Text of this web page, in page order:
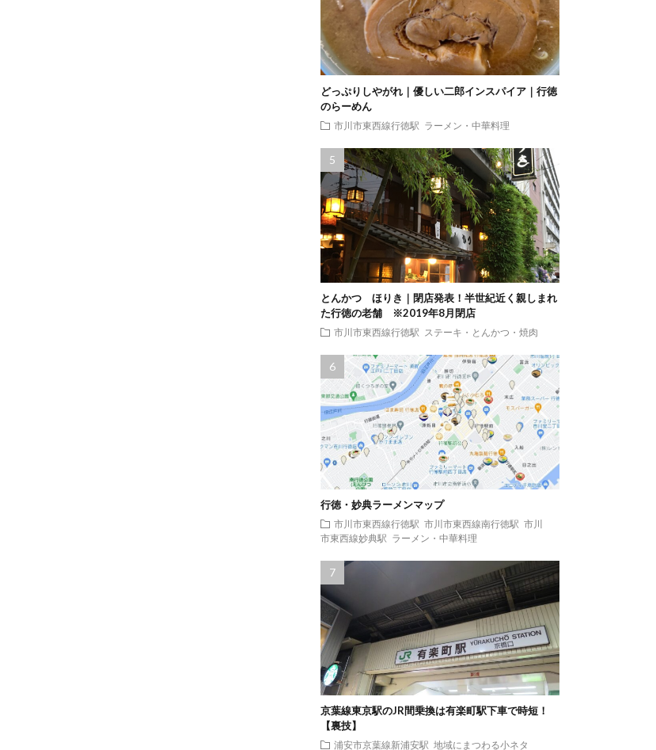
どっぷりしやがれ｜優しい二郎インスパイア｜行徳
のらーめん
市川市東西線行徳駅 ラーメン・中華料理
とんかつ ほりき｜閉店発表！半世紀近く親しまれ
た行徳の老舗 ※2019年8月閉店
市川市東西線行徳駅 ステーキ・とんかつ・焼肉
行徳・妙典ラーメンマップ
市川市東西線行徳駅 市川市東西線南行徳駅 市川
市東西線妙典駅
ラーメン・中華料理
京葉線東京駅のJR間乗換は有楽町駅下車で時短！
【裏技】
浦安市京葉線新浦安駅 地域にまつわる小ネタ